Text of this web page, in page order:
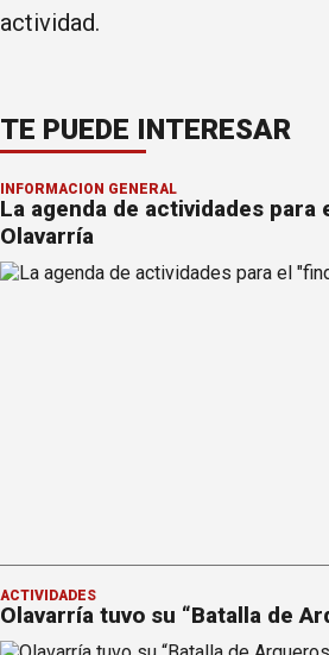
actividad.
TE PUEDE INTERESAR
INFORMACION GENERAL
La agenda de actividades para
Olavarría
ACTIVIDADES
Olavarría tuvo su “Batalla de